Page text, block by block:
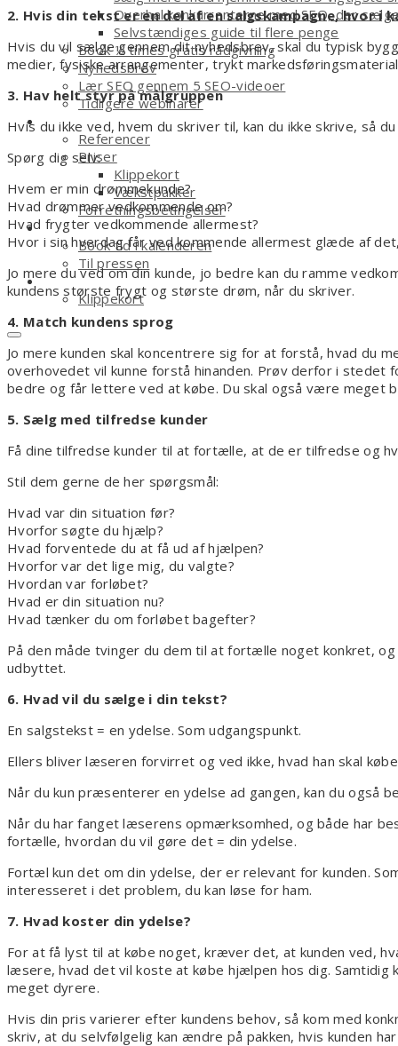
Overhal konkurrenterne med SEO, der
Selvstændiges guide til flere penge
Book ½ times gratis rådgivning
Nyhedsbrev
Lær SEO gennem 5 SEO-videoer
Tidligere webinarer
Om
Referencer
Priser
Klippekort
Vækstpakker
Forretningsbetingelser
Kontakt
Book tid i kalenderen
Til pressen
Shop
Klippekort
2. Hvis din tekst er en del af en salgskampagne, hvor i
Hvis du vil sælge gennem dit nyhedsbrev, skal du typisk
medier, fysiske arrangementer, trykt
3. Hav helt styr på målgruppen
Hvis du ikke ved, hvem du skriver til, kan du ikke skrive, så
Spørg dig selv:
Hvem er min drømmekunde?
Hvad drømmer vedkommende om?
Hvad frygter vedkommende allermest?
Hvor i sin hverdag får ved kommende allermest glæde af
Jo mere du ved om din kunde, jo bedre kan du ramme
kundens største frygt og største drøm, når du skriver.
4. Match kundens sprog
Jo mere kunden skal koncentrere sig for at forstå, hvad du
overhovedet vil kunne forstå hinanden. Prøv derfor i stedet
bedre og får lettere ved at købe. Du skal også være meget
5. Sælg med tilfredse kunder
Få dine tilfredse kunder til at fortælle, at de er tilfredse og
Stil dem gerne de her spørgsmål:
Hvad var din situation før?
Hvorfor søgte du hjælp?
Hvad forventede du at få ud af hjælpen?
Hvorfor var det lige mig, du valgte?
Hvordan var forløbet?
Hvad er din situation nu?
Hvad tænker du om forløbet bagefter?
På den måde tvinger du dem til at fortælle noget konkret,
udbyttet.
6. Hvad vil du sælge i din tekst?
En salgstekst = en ydelse. Som udgangspunkt.
Ellers bliver læseren forvirret og ved ikke, hvad han skal
Når du kun præsenterer en ydelse ad gangen, kan du også
Når du har fanget læserens opmærksomhed, og både har
fortælle, hvordan du vil gøre det = din ydelse.
Fortæl kun det om din ydelse, der er relevant for kunden.
interesseret i det problem, du kan løse for ham.
7. Hvad koster din ydelse?
For at få lyst til at købe noget, kræver det, at kunden ved,
læsere, hvad det vil koste at købe hjælpen hos dig.
meget dyrere.
Hvis din pris varierer efter kundens behov, så kom med
skriv, at du selvfølgelig kan ændre på pakken, hvis kunden